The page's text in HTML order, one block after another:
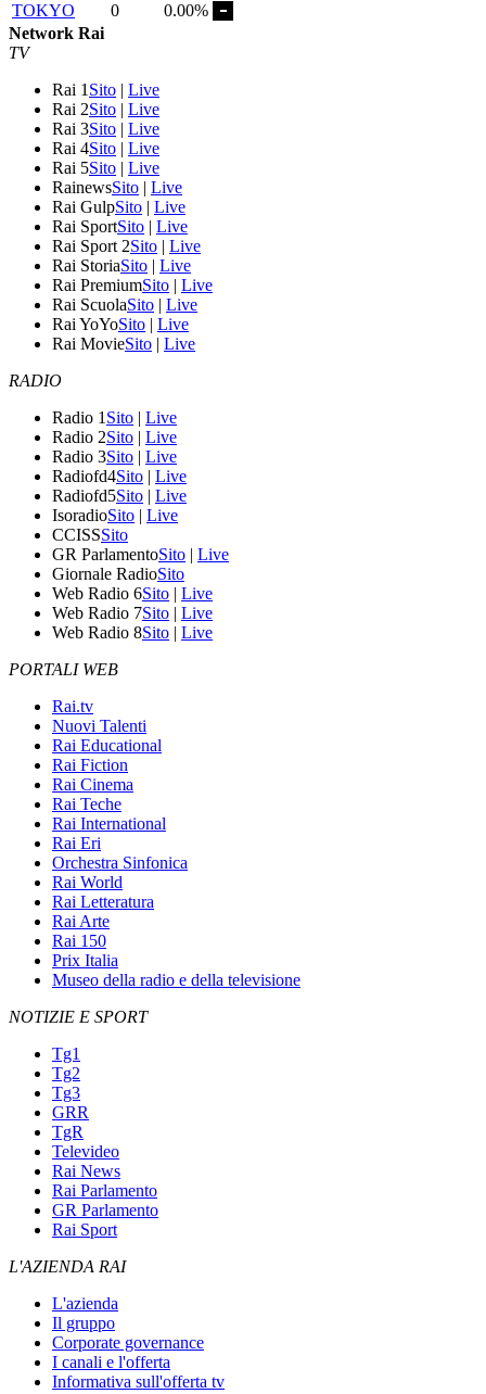
TOKYO
0
0.00%
Network Rai
TV
Rai 1 Sito | Live
Rai 2Sito | Live
Rai 3Sito | Live
Rai 4Sito | Live
Rai 5Sito | Live
RainewsSito | Live
Rai GulpSito | Live
Rai SportSito | Live
Rai Sport 2Sito | Live
Rai StoriaSito | Live
Rai PremiumSito | Live
Rai ScuolaSito | Live
Rai YoYoSito | Live
Rai MovieSito | Live
RADIO
Radio 1 Sito | Live
Radio 2Sito | Live
Radio 3Sito | Live
Radiofd4Sito | Live
Radiofd5Sito | Live
IsoradioSito | Live
CCISSSito
GR ParlamentoSito | Live
Giornale RadioSito
Web Radio 6Sito | Live
Web Radio 7Sito | Live
Web Radio 8Sito | Live
PORTALI WEB
Rai.tv
Nuovi Talenti
Rai Educational
Rai Fiction
Rai Cinema
Rai Teche
Rai International
Rai Eri
Orchestra Sinfonica
Rai World
Rai Letteratura
Rai Arte
Rai 150
Prix Italia
Museo della radio e della televisione
NOTIZIE E SPORT
Tg1
Tg2
Tg3
GRR
TgR
Televideo
Rai News
Rai Parlamento
GR Parlamento
Rai Sport
L'AZIENDA RAI
L'azienda
Il gruppo
Corporate governance
I canali e l'offerta
Informativa sull'offerta tv